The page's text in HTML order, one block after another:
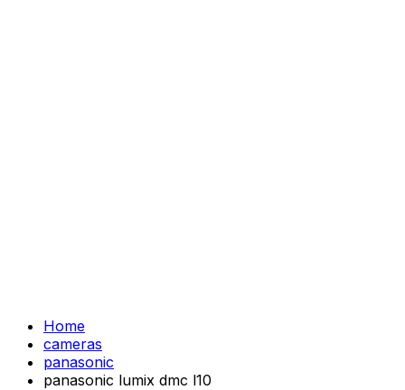
Home
cameras
panasonic
panasonic lumix dmc l10